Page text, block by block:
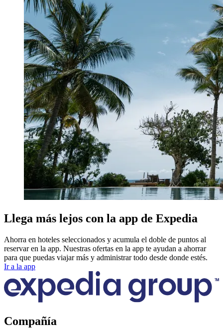
Llega más lejos con la app de Expedia
Ahorra en hoteles seleccionados y acumula el doble de puntos al
reservar en la app. Nuestras ofertas en la app te ayudan a ahorrar
para que puedas viajar más y administrar todo desde donde estés.
Ir a la app
Compañía